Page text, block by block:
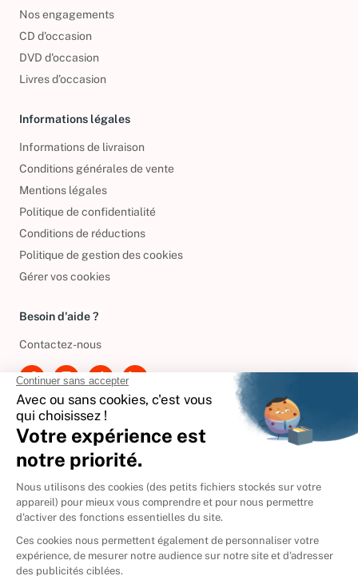
Nos engagements
CD d'occasion
DVD d'occasion
Livres d’occasion
Informations légales
Informations de livraison
Conditions générales de vente
Mentions légales
Politique de confidentialité
Conditions de réductions
Politique de gestion des cookies
Gérer vos cookies
Besoin d'aide ?
Contactez-nous
International
🇪🇸 Espagne
🇩🇪Allemagne
🇮🇹 Italie